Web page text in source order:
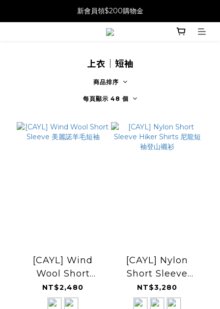
新會員領$200購物金
上衣｜短袖
商品排序
每頁顯示 48 個
[CAYL] Wind
Wool Short
Sleeve 美麗諾羊毛
短袖
NT$2,480
[CAYL] Nylon
Short Sleeve
Hiker Shirts 尼龍
短袖登山襯衫
NT$3,280